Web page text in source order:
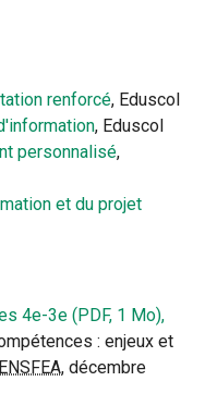
renforcé, Eduscol
, Eduscol
personnalisé,
et du projet
4e-3e (PDF, 1 Mo),
: enjeux et
ENSFEA, décembre